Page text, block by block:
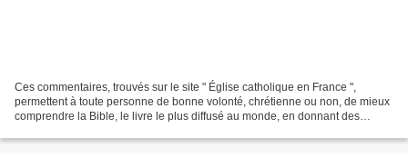
Ces commentaires, trouvés sur le site " Église catholique en France ",
permettent à toute personne de bonne volonté, chrétienne ou non, de mieux
comprendre la Bible, le livre le plus diffusé au monde, en donnant des